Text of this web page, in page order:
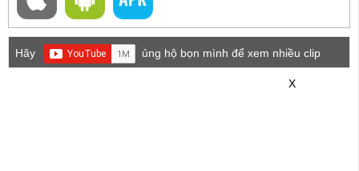
Hãy
ủng hộ bọn mình để xem nhiều clip
X